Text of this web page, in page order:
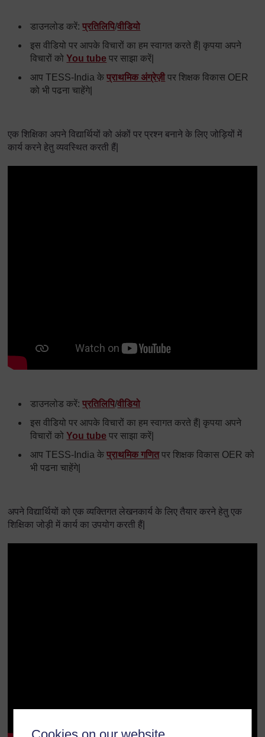
डाउनलोड करें:प्रतिलिपि/वीडियो
इस वीडियो पर आपके विचारों का हम स्वागत करते हैं| कृपया अपने
विचारों कोYou tube पर साझा करें|
आप TESS-India केप्राथमिक अंग्रेज़ीपर शिक्षक विकास OER
को भी पढना चाहेंगे|
एक शिक्षिका अपने विद्यार्थियों को अंकों पर प्रश्न बनाने के लिए जोड़ियों में
कार्य करने हेतु व्यवस्थित करती हैं|
डाउनलोड करें:प्रतिलिपि/वीडियो
इस वीडियो पर आपके विचारों का हम स्वागत करते हैं| कृपया अपने
विचारों कोYou tube पर साझा करें|
आप TESS-India केप्राथमिक गणितपर शिक्षक विकास OER को
भी पढना चाहेंगे|
अपने विद्यार्थियों को एक व्यक्तिगत लेखनकार्य के लिए तैयार करने हेतु एक
शिक्षिका जोड़ी में कार्य का उपयोग करती हैं|